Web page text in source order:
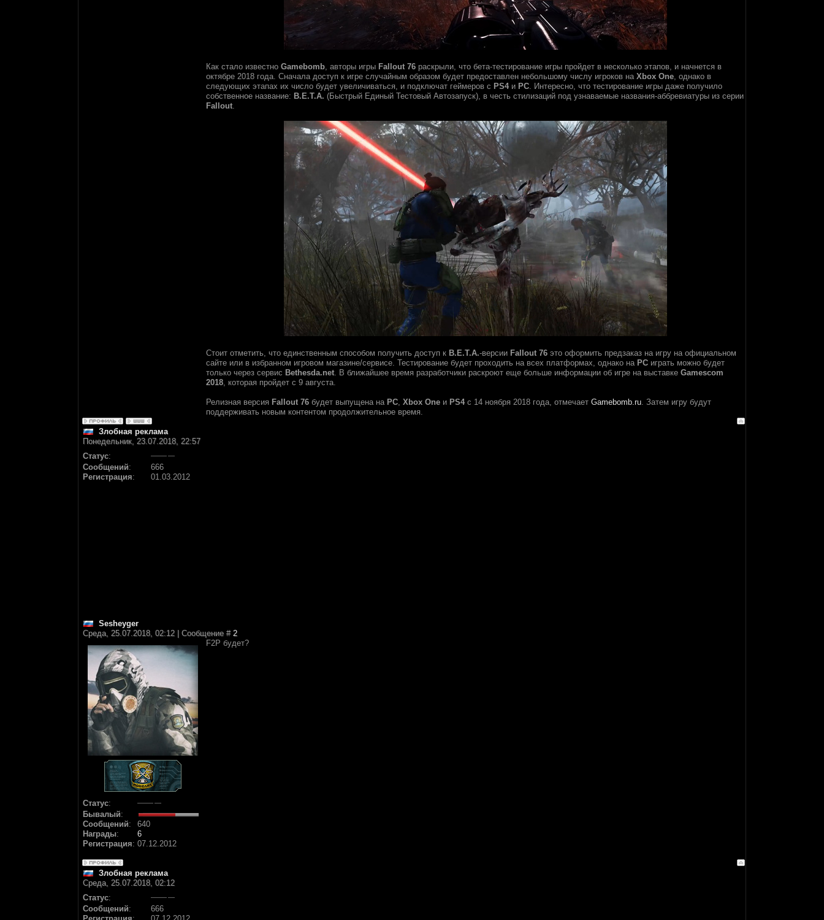
Как стало известно Gamebomb, авторы игры Fallout 76 раскрыли, что бета-тестирование игры пройдет в несколько этапов, и начнется в
октябре 2018 года. Сначала доступ к игре случайным образом будет предоставлен небольшому числу игроков на Xbox One, однако в
следующих этапах их число будет увеличиваться, и подключат геймеров с PS4и PC. Интересно, что тестирование игры даже получило
собственное название: B.E.T.A. (Быстрый Единый Тестовый Автозапуск), в честь стилизаций под узнаваемые названия-аббревиатуры из серии
Fallout.
Стоит отметить, что единственным способом получить доступ к B.E.T.A.-версии Fallout 76 это оформить предзаказ на игру на официальном
сайте или в избранном игровом магазине/сервисе. Тестирование будет проходить на всех платформах, однако на PC играть можно будет
только через сервис Bethesda.net. В ближайшее время разработчики раскроют еще больше информации об игре на выставке Gamescom
2018, которая пройдет с 9 августа.
Релизная версия Fallout 76 будет выпущена на PC, Xbox One и PS4с 14 ноября 2018 года, отмечает Gamebomb.ru. Затем игру будут
поддерживать новым контентом продолжительное время.
Злобная реклама
Понедельник, 23.07.2018, 22:57
Статус:
Сообщений:
666
Регистрация: 01.03.2012
Sesheyger
Среда, 25.07.2018, 02:12 | Сообщение # 2
Статус:
Бывалый:
Сообщений:
640
Награды:
6
Регистрация: 07.12.2012
F2P будет?
Злобная реклама
Среда, 25.07.2018, 02:12
Статус:
Сообщений:
666